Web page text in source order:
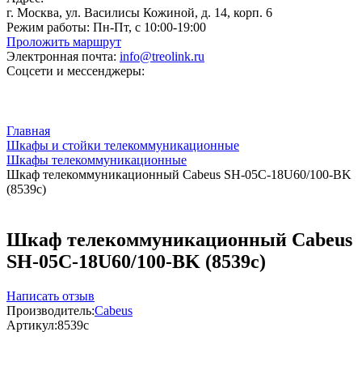
г. Москва, ул. Василисы Кожиной, д. 14, корп. 6
Режим работы: Пн-Пт, с 10:00-19:00
Проложить маршрут
Электронная почта: info@treolink.ru
Соцсети и мессенджеры:
Главная
Шкафы и стойки телекоммуникационные
Шкафы телекоммуникационные
Шкаф телекоммуникационный Cabeus SH-05C-18U60/100-BK
(8539c)
Шкаф телекоммуникационный Cabeus
SH-05C-18U60/100-BK (8539c)
Написать отзыв
Производитель:Cabeus
Артикул:8539c